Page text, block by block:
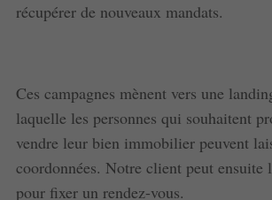
récupérer de nouveaux mandats.
Ces campagnes mènent vers une
laquelle les personnes qui souhaitent
vendre leur bien immobilier peuvent
coordonnées. Notre client peut ensuite
pour fixer un rendez-vous.